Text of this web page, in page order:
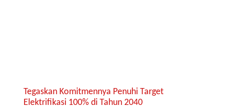
Tegaskan Komitmennya Penuhi Target
Elektrifikasi 100% di Tahun 2040